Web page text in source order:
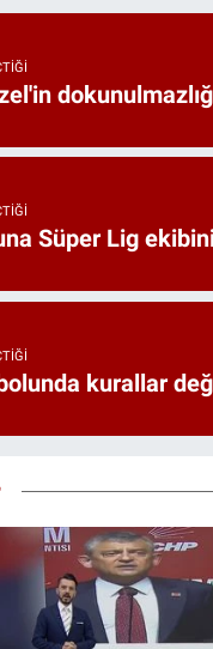
Süper Lig
kurallar